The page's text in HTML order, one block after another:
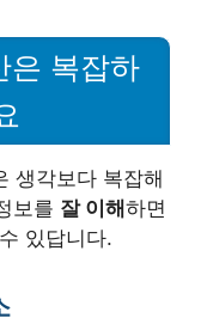
은 복잡하
생각보다 복잡해
보를 잘 이해하면
있답니다.